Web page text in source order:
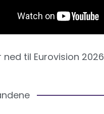
ned til Eurovision 2026